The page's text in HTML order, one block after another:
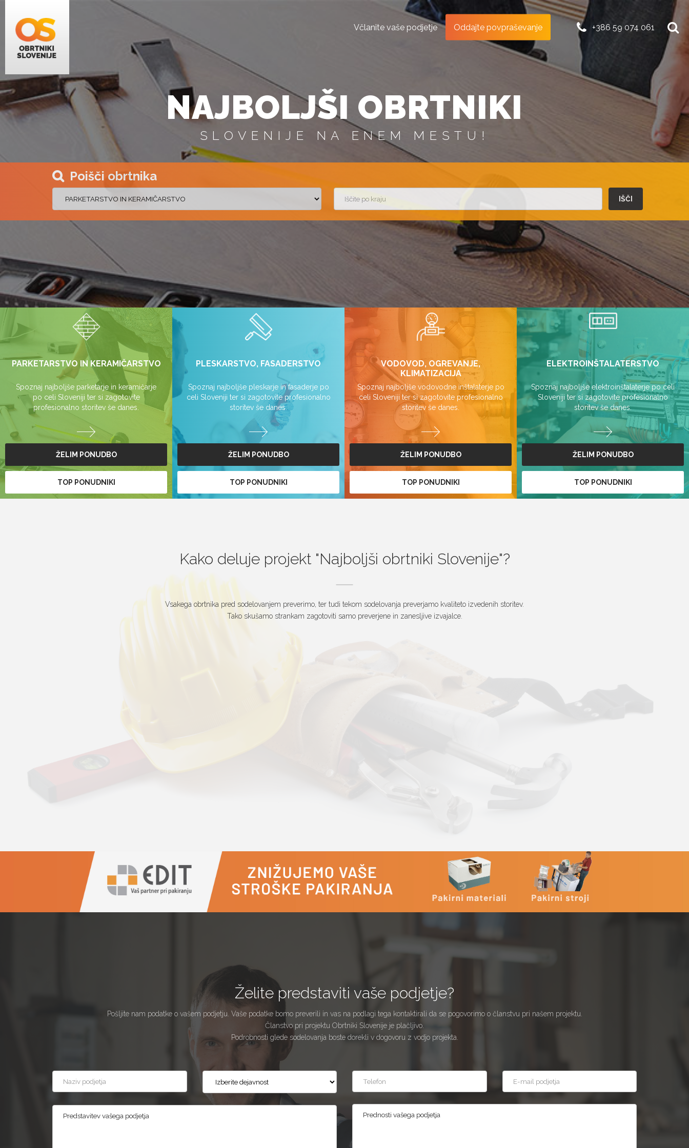
Včlanite vaše podjetje Oddajte povpraševanje +386 59 074 061
NAJBOLJŠI OBRTNIKI
SLOVENIJE NA ENEM MESTU!
Poišči obrtnika
PARKETARSTVO IN KERAMIČARSTVO
Spoznaj najboljše parketarje in keramičarje
po celi Sloveniji ter si zagotovite
profesionalno storitev še danes.
ŽELIM PONUDBO
TOP PONUDNIKI
PLESKARSTVO, FASADERSTVO
Spoznaj najboljše pleskarje in fasaderje po
celi Sloveniji ter si zagotovite profesionalno
storitev še danes.
ŽELIM PONUDBO
TOP PONUDNIKI
VODOVOD, OGREVANJE,
KLIMATIZACIJA
Spoznaj najboljše vodovodne inštalaterje po
celi Sloveniji ter si zagotovite profesionalno
storitev še danes.
ŽELIM PONUDBO
TOP PONUDNIKI
ELEKTROINŠTALATERSTVO
Spoznaj najboljše elektroinštalaterje po celi
Sloveniji ter si zagotovite profesionalno
storitev še danes.
ŽELIM PONUDBO
TOP PONUDNIKI
Kako deluje projekt Najboljši obrtniki Slovenije ?
Vsakega obrtnika pred sodelovanjem preverimo, ter tudi tekom sodelovanja preverjamo kvaliteto izvedenih storitev.
Tako skušamo strankam zagotoviti samo preverjene in zanesljive izvajalce.
Želite predstaviti vaše podjetje?
Pošljite nam podatke o vašem podjetju. Vaše podatke bomo preverili in vas na podlagi tega kontaktirali da se pogovorimo o članstvu pri našem projektu.
Članstvo pri projektu Obrtniki Slovenije je plačljivo.
Podrobnosti glede sodelovanja boste dorekli v dogovoru z vodjo projekta.